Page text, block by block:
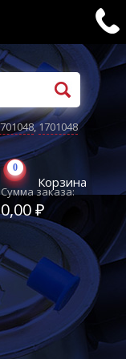
,1701048
0
Корзина
Сумма заказа:
0,00 ₽